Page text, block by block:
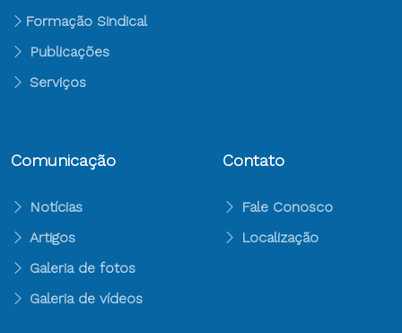
Formação Sindical
Publicações
Serviços
Comunicação
Notícias
Artigos
Galeria de fotos
Galeria de vídeos
Contato
Fale Conosco
Localização